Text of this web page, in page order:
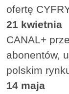
ofertę
21 kwietnia
CANAL+
abonentów,
polskim
14 maja